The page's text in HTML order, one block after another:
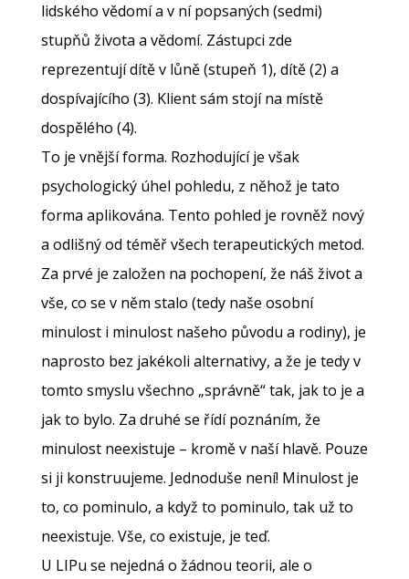
lidského vědomí a v ní popsaných (sedmi)
stupňů života a vědomí. Zástupci zde
reprezentují dítě v lůně (stupeň 1), dítě (2) a
dospívajícího (3). Klient sám stojí na místě
dospělého (4).
To je vnější forma. Rozhodující je však
psychologický úhel pohledu, z něhož je tato
forma aplikována. Tento pohled je rovněž nový
a odlišný od téměř všech terapeutických metod.
Za prvé je založen na pochopení, že náš život a
vše, co se v něm stalo (tedy naše osobní
minulost i minulost našeho původu a rodiny), je
naprosto bez jakékoli alternativy, a že je tedy v
tomto smyslu všechno „správně“ tak, jak to je a
jak to bylo. Za druhé se řídí poznáním, že
minulost neexistuje – kromě v naší hlavě. Pouze
si ji konstruujeme. Jednoduše není! Minulost je
to, co pominulo, a když to pominulo, tak už to
neexistuje. Vše, co existuje, je teď.
U LIPu se nejedná o žádnou teorii, ale o